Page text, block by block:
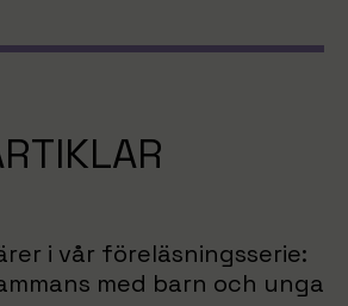
i vår föreläsningsserie:
med barn och unga